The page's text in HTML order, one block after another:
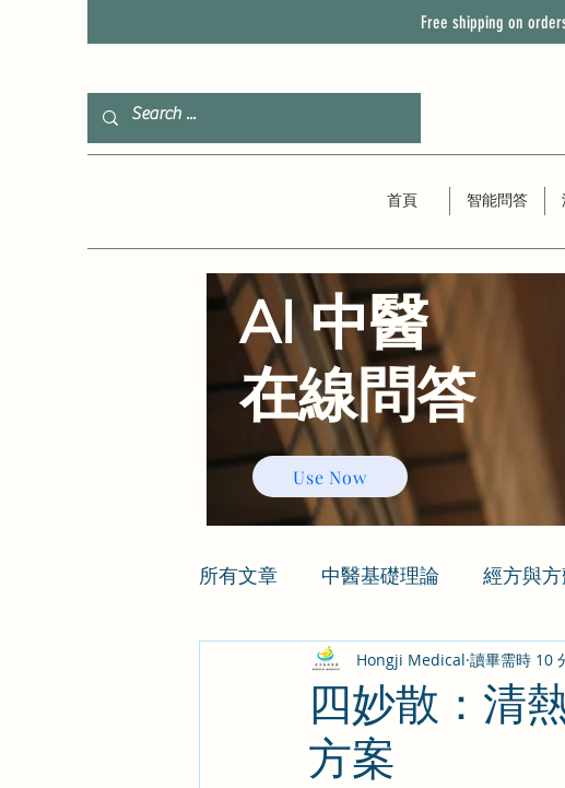
Free shipping on
首頁 智能問答
所有文章 中醫基礎理論 經方與
四妙散：清
方案
Hongji Medical 讀畢需時 10
Use Now
AI 中醫
​在線問答